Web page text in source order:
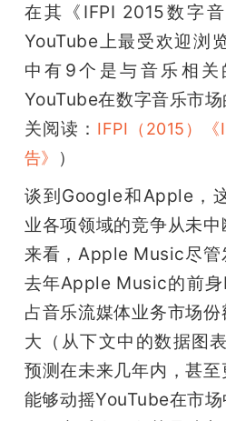
在其《IFPI 2015数字
YouTube上最受欢迎浏
中有9个是与音乐相关
YouTube在数字音乐市
关阅读： IFPI（2015）《
告》
）
谈到Google和Apple，
业各项领域的竞争从未
来看，Apple Music尽管
去年Apple Music的前
占音乐流媒体业务市场
大（从下文中的数据图
预测在未来几年内，甚
能够动摇YouTube在市